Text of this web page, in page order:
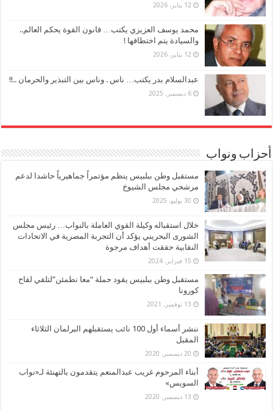
12 يناير، 2026
محمد يوسف العزيزي يكتب… قانون القوة يحكم العالم..
والسيادة يتم اختطافها !
12 يناير، 2026
عبدالسلام بدر يكتب… ناس . وناس بين التبذير والحرمان ..!!
6 ديسمبر، 2025
أحزاب ونواب
مستقبل وطن ببلبيس ينظم مؤتمراً جماهيرياً حاشدا لدعم
مرشحي مجلس الشيوخ
30 يوليو، 2025
خلال استقباله وكيلة القوي العاملة بالنواب… رئيس مجلس
الشورى البحريني يؤكد أن التجربة المصرية في الاتحادات
النقابية حققت أهداف مرجوة
15 فبراير، 2024
مستقبل وطن ببلبيس يقود حملة “معا نطمئن”لتلقي لقاح
كورونا
13 نوفمبر، 2021
ننشر أسماء أول 100 نائب يستقبلهم البرلمان الثلاثاء
المقبل
20 ديسمبر، 2020
أبناء المرحوم غريب عبدالمنعم يتقدمون بالتهنئة لـ«نواب
السويس»
13 ديسمبر، 2020